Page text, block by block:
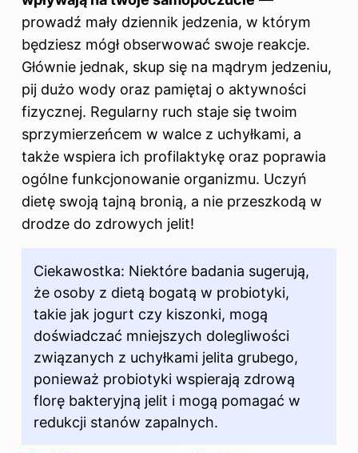
prowadź mały dziennik jedzenia, w którym
będziesz mógł obserwować swoje reakcje.
Głównie jednak, skup się na mądrym jedzeniu,
pij dużo wody oraz pamiętaj o aktywności
fizycznej. Regularny ruch staje się twoim
sprzymierzeńcem w walce z uchyłkami, a
także wspiera ich profilaktykę oraz poprawia
ogólne funkcjonowanie organizmu. Uczyń
dietę swoją tajną bronią, a nie przeszkodą w
drodze do zdrowych jelit!
Ciekawostka: Niektóre badania sugerują,
że osoby z dietą bogatą w probiotyki,
takie jak jogurt czy kiszonki, mogą
doświadczać mniejszych dolegliwości
związanych z uchyłkami jelita grubego,
ponieważ probiotyki wspierają zdrową
florę bakteryjną jelit i mogą pomagać w
redukcji stanów zapalnych.